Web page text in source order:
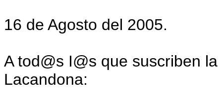
16 de Agosto del 2005.
A tod@s I@s que suscriben
Lacandona: